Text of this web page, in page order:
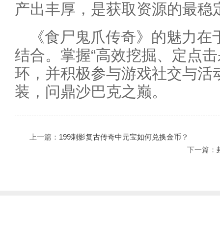
产出丰厚，是获取资源的最稳
《食尸鬼爪传奇》的魅力
结合。掌握“高效挖掘、定点
环，并积极参与游戏社交与活
装，问鼎沙巴克之巅。
上一篇： 199刺影复古传奇中元宝如何兑换金币？
下一篇：